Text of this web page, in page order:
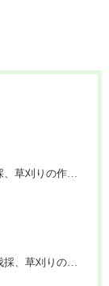
奈良市、生駒市で剪定、伐採、草刈りの作業を頼むなら はなまる造園
和歌山市、岩出市で剪定、伐採、草刈りの作業を頼むなら はなまる造園